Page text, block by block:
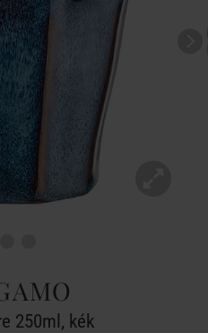
250ml, kék